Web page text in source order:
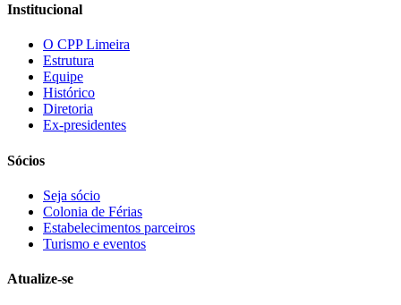
Institucional
O CPP Limeira
Estrutura
Equipe
Histórico
Diretoria
Ex-presidentes
Sócios
Seja sócio
Colonia de Férias
Estabelecimentos parceiros
Turismo e eventos
Atualize-se